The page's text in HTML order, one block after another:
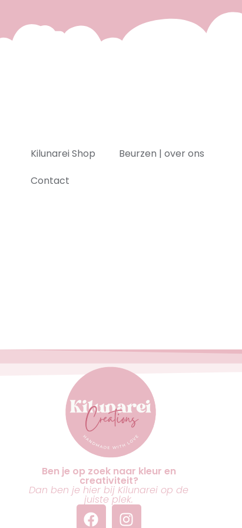
Kilunarei Shop
Beurzen | over ons
Contact
Ben je op zoek naar kleur en
creativiteit?
Dan ben je hier bij Kilunarei op de
juiste plek.